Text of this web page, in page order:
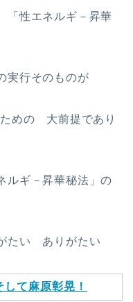
性エネルギ－昇華
実行そのものが
めの 大前提であり
ギ－昇華秘法」の
たい ありがたい
て麻原彰晃！